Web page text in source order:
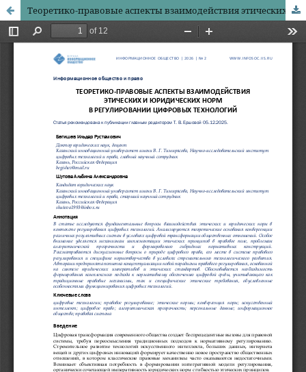
Теоретико-правовые аспекты взаимодействия этических и юридических норм в регулировании цифровых технологий